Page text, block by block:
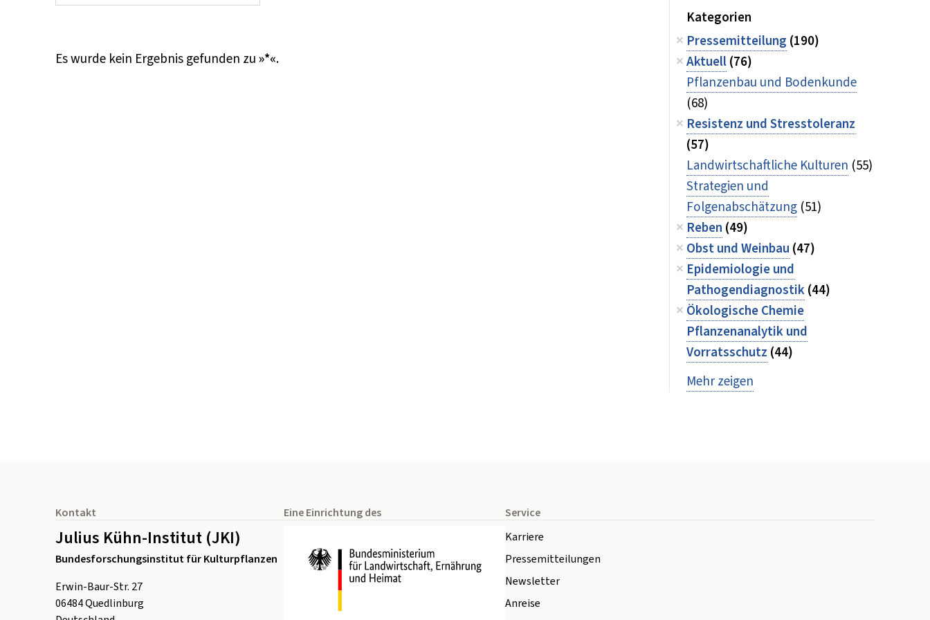
Es wurde kein Ergebnis gefunden zu»*«.
Kategorien
Pressemitteilung (190)
Aktuell(76)
Pflanzenbau und Bodenkunde
(68)
Resistenz und Stresstoleranz
(57)
Landwirtschaftliche Kulturen (55)
Strategien und
Folgenabschätzung (51)
Reben (49)
Obst und Weinbau (47)
Epidemiologie und
Pathogendiagnostik(44)
Ökologische Chemie
Pflanzenanalytik und
Vorratsschutz (44)
Mehr zeigen
Kontakt
Julius Kühn-Institut (JKI)
Bundesforschungsinstitut für Kulturpflanzen
Erwin-Baur-Str. 27
06484Quedlinburg
Eine Einrichtung des
Service
Karriere
Pressemitteilungen
Newsletter
Anreise